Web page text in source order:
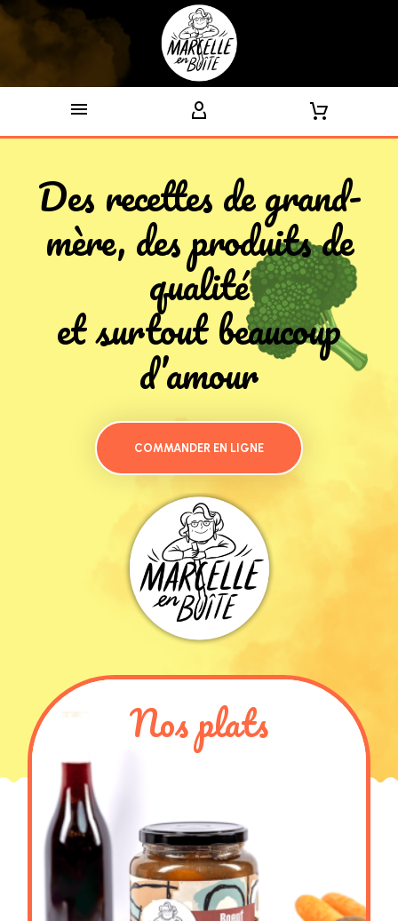
Des recettes de grand-
mère, des produits de
qualité
et surtout beaucoup
d’amour
COMMANDER EN LIGNE
Nos plats